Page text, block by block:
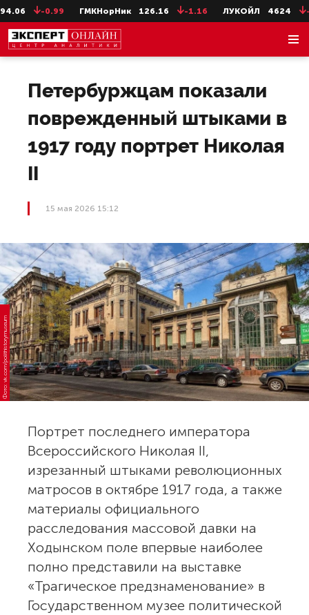
-0.99 ГМКНорНик 126.16 -1.16 ЛУКОЙЛ 4624 -8
Петербуржцам показали
поврежденный штыками в
1917 году портрет Николая
II
15 мая 2026 15:12
Фото: vk.com/polithistorymuseum
Портрет последнего императора
Всероссийского Николая II,
изрезанный штыками революционных
матросов в октябре 1917 года, а также
материалы официального
расследования массовой давки на
Ходынском поле впервые наиболее
полно представили на выставке
«Трагическое предзнаменование» в
Государственном музее политической